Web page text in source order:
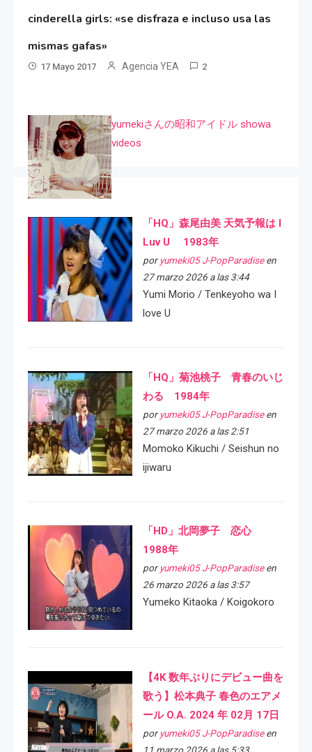
cinderella girls: «se disfraza e incluso usa las
mismas gafas»
17 Mayo 2017 Agencia YEA 2
yumekiさんの昭和アイドル showa
videos
「HQ」森尾由美 天気予報は I
Luv U 1983年
por yumeki05 J-PopParadiseen
27 marzo 2026 a las 3:44
Yumi Morio / Tenkeyoho wa I
love U
「HQ」菊池桃子 青春のいじ
わる 1984年
por yumeki05 J-PopParadiseen
27 marzo 2026 a las 2:51
Momoko Kikuchi / Seishun no
ijiwaru
「HD」北岡夢子 恋心
1988年
por yumeki05 J-PopParadiseen
26 marzo 2026 a las 3:57
Yumeko Kitaoka / Koigokoro
【4K 数年ぶりにデビュー曲を
歌う】松本典子 春色のエアメ
ール O.A. 2024 年 02月 17日
por yumeki05 J-PopParadiseen
11 marzo 2026 a las 5:33